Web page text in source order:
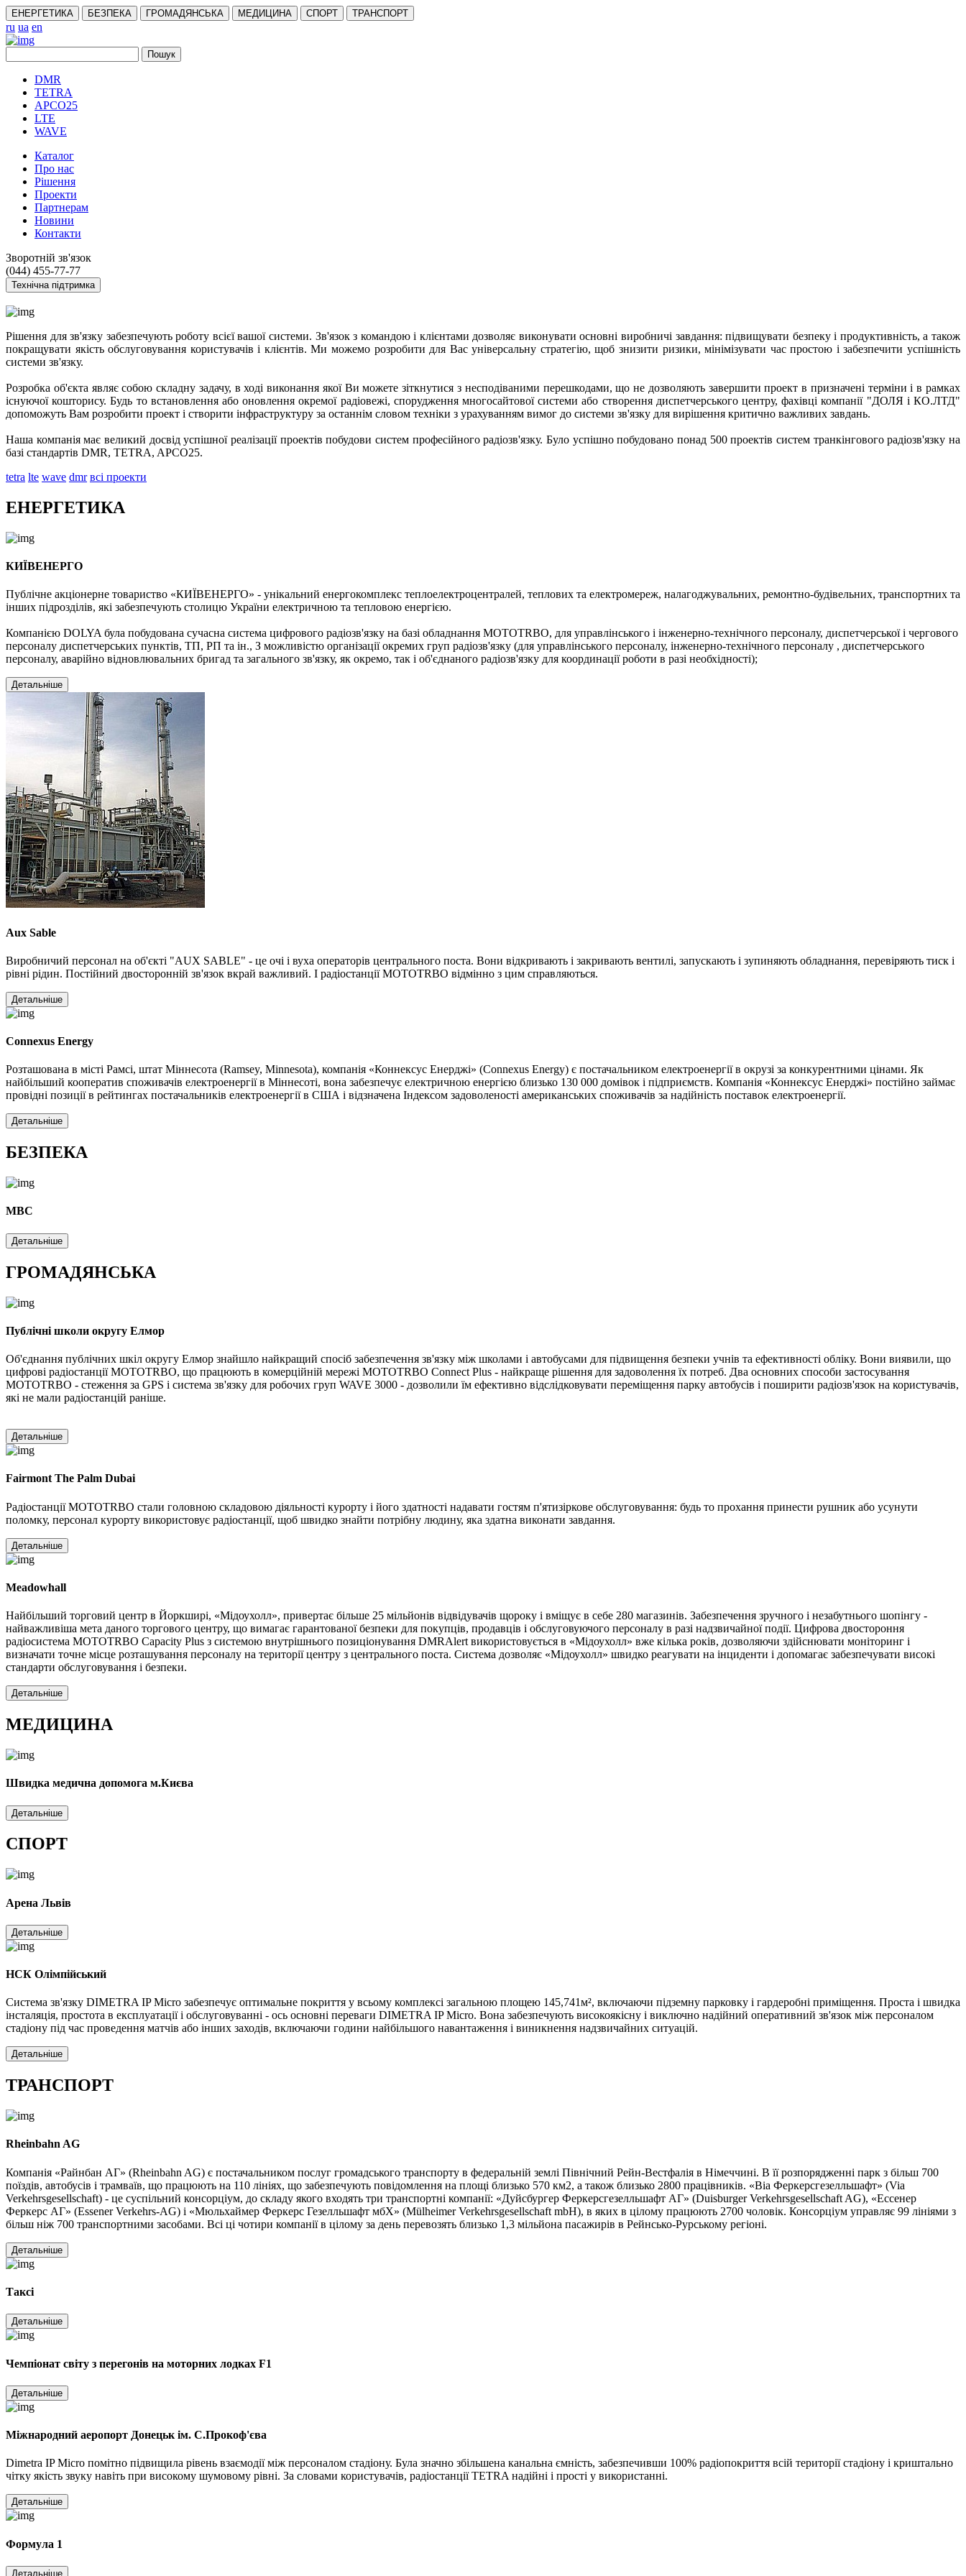
ЕНЕРГЕТИКА БЕЗПЕКА ГРОМАДЯНСЬКА МЕДИЦИНА СПОРТ ТРАНСПОРТ
ru ua en
DMR
TETRA
APCO25
LTE
WAVE
Каталог
Про нас
Рішення
Проекти
Партнерам
Новини
Контакти
Зворотній зв'язок
(044) 455-77-77
Технічна підтримка
Рішення для зв'язку забезпечують роботу всієї вашої системи. Зв'язок з командою і клієнтами дозволяє виконувати основні виробничі завдання: підвищувати безпеку і продуктивність, а також
покращувати якість обслуговування користувачів і клієнтів. Ми можемо розробити для Вас універсальну стратегію, щоб знизити ризики, мінімізувати час простою і забезпечити успішність
системи зв'язку.
Розробка об'єкта являє собою складну задачу, в ході виконання якої Ви можете зіткнутися з несподіваними перешкодами, що не дозволяють завершити проект в призначені терміни і в рамках
існуючої кошторису. Будь то встановлення або оновлення окремої радіовежі, спорудження многосайтової системи або створення диспетчерського центру, фахівці компанії "ДОЛЯ і КО.ЛТД"
допоможуть Вам розробити проект і створити інфраструктуру за останнім словом техніки з урахуванням вимог до системи зв'язку для вирішення критично важливих завдань.
Наша компанія має великий досвід успішної реалізації проектів побудови систем професійного радіозв'язку. Було успішно побудовано понад 500 проектів систем транкінгового радіозв'язку на
базі стандартів DMR, TETRA, APCO25.
tetra lte wave dmr всі проекти
ЕНЕРГЕТИКА
КИЇВЕНЕРГО
Публічне акціонерне товариство «КИЇВЕНЕРГО» - унікальний енергокомплекс теплоелектроцентралей, теплових та електромереж, налагоджувальних, ремонтно-будівельних, транспортних та
інших підрозділів, які забезпечують столицю України електричною та тепловою енергією.
Компанією DOLYA була побудована сучасна система цифрового радіозв'язку на базі обладнання MOTOTRBO, для управлінського і інженерно-технічного персоналу, диспетчерської і чергового
персоналу диспетчерських пунктів, ТП, РП та ін., З можливістю організації окремих груп радіозв'язку (для управлінського персоналу, інженерно-технічного персоналу , диспетчерського
персоналу, аварійно відновлювальних бригад та загального зв'язку, як окремо, так і об'єднаного радіозв'язку для координації роботи в разі необхідності);
Детальніше
Aux Sable
Виробничий персонал на об'єкті "AUX SABLE" - це очі і вуха операторів центрального поста. Вони відкривають і закривають вентилі, запускають і зупиняють обладнання, перевіряють тиск і
рівні рідин. Постійний двосторонній зв'язок вкрай важливий. І радіостанції MOTOTRBO відмінно з цим справляються.
Детальніше
Connexus Energy
Розташована в місті Рамсі, штат Міннесота (Ramsey, Minnesota), компанія «Коннексус Енерджі» (Connexus Energy) є постачальником електроенергії в окрузі за конкурентними цінами. Як
найбільший кооператив споживачів електроенергії в Міннесоті, вона забезпечує електричною енергією близько 130 000 домівок і підприємств. Компанія «Коннексус Енерджі» постійно займає
провідні позиції в рейтингах постачальників електроенергії в США і відзначена Індексом задоволеності американських споживачів за надійність поставок електроенергії.
Детальніше
БЕЗПЕКА
МВС
Детальніше
ГРОМАДЯНСЬКА
Публічні школи округу Елмор
Об'єднання публічних шкіл округу Елмор знайшло найкращий спосіб забезпечення зв'язку між школами і автобусами для підвищення безпеки учнів та ефективності обліку. Вони виявили, що
цифрові радіостанції MOTOTRBO, що працюють в комерційній мережі MOTOTRBO Connect Plus - найкраще рішення для задоволення їх потреб. Два основних способи застосування
MOTOTRBO - стеження за GPS і система зв'язку для робочих груп WAVE 3000 - дозволили їм ефективно відслідковувати переміщення парку автобусів і поширити радіозв'язок на користувачів,
які не мали радіостанцій раніше.
Детальніше
Fairmont The Palm Dubai
Радіостанції MOTOTRBO стали головною складовою діяльності курорту і його здатності надавати гостям п'ятизіркове обслуговування: будь то прохання принести рушник або усунути
поломку, персонал курорту використовує радіостанції, щоб швидко знайти потрібну людину, яка здатна виконати завдання.
Детальніше
Meadowhall
Найбільший торговий центр в Йоркширі, «Мідоухолл», привертає більше 25 мільйонів відвідувачів щороку і вміщує в себе 280 магазинів. Забезпечення зручного і незабутнього шопінгу -
найважливіша мета даного торгового центру, що вимагає гарантованої безпеки для покупців, продавців і обслуговуючого персоналу в разі надзвичайної події. Цифрова двостороння
радіосистема MOTOTRBO Capacity Plus з системою внутрішнього позиціонування DMRAlert використовується в «Мідоухолл» вже кілька років, дозволяючи здійснювати моніторинг і
визначати точне місце розташування персоналу на території центру з центрального поста. Система дозволяє «Мідоухолл» швидко реагувати на інциденти і допомагає забезпечувати високі
стандарти обслуговування і безпеки.
Детальніше
МЕДИЦИНА
Швидка медична допомога м.Києва
Детальніше
СПОРТ
Арена Львів
Детальніше
НСК Олімпійський
Система зв'язку DIMETRA IP Micro забезпечує оптимальне покриття у всьому комплексі загальною площею 145,741м², включаючи підземну парковку і гардеробні приміщення. Проста і швидка
інсталяція, простота в експлуатації і обслуговуванні - ось основні переваги DIMETRA IP Micro. Вона забезпечують високоякісну і виключно надійний оперативний зв'язок між персоналом
стадіону під час проведення матчів або інших заходів, включаючи години найбільшого навантаження і виникнення надзвичайних ситуацій.
Детальніше
ТРАНСПОРТ
Rheinbahn AG
Компанія «Райнбан АГ» (Rheinbahn AG) є постачальником послуг громадського транспорту в федеральній землі Північний Рейн-Вестфалія в Німеччині. В її розпорядженні парк з більш 700
поїздів, автобусів і трамваїв, що працюють на 110 лініях, що забезпечують повідомлення на площі близько 570 км2, а також близько 2800 працівників. «Віа Феркерсгезелльшафт» (Via
Verkehrsgesellschaft) - це суспільний консорціум, до складу якого входять три транспортні компанії: «Дуйсбургер Феркерсгезелльшафт АГ» (Duisburger Verkehrsgesellschaft AG), «Ессенер
Феркерс АГ» (Essener Verkehrs-AG) і «Мюльхаймер Феркерс Гезелльшафт мбХ» (Mülheimer Verkehrsgesellschaft mbH), в яких в цілому працюють 2700 чоловік. Консорціум управляє 99 лініями з
більш ніж 700 транспортними засобами. Всі ці чотири компанії в цілому за день перевозять близько 1,3 мільйона пасажирів в Рейнсько-Рурському регіоні.
Детальніше
Таксі
Детальніше
Чемпіонат світу з перегонів на моторних лодках F1
Детальніше
Міжнародний аеропорт Донецьк ім. С.Прокоф'єва
Dimetra IP Micro помітно підвищила рівень взаємодії між персоналом стадіону. Була значно збільшена канальна ємність, забезпечивши 100% радіопокриття всій території стадіону і криштально
чітку якість звуку навіть при високому шумовому рівні. За словами користувачів, радіостанції TETRA надійні і прості у використанні.
Детальніше
Формула 1
Детальніше